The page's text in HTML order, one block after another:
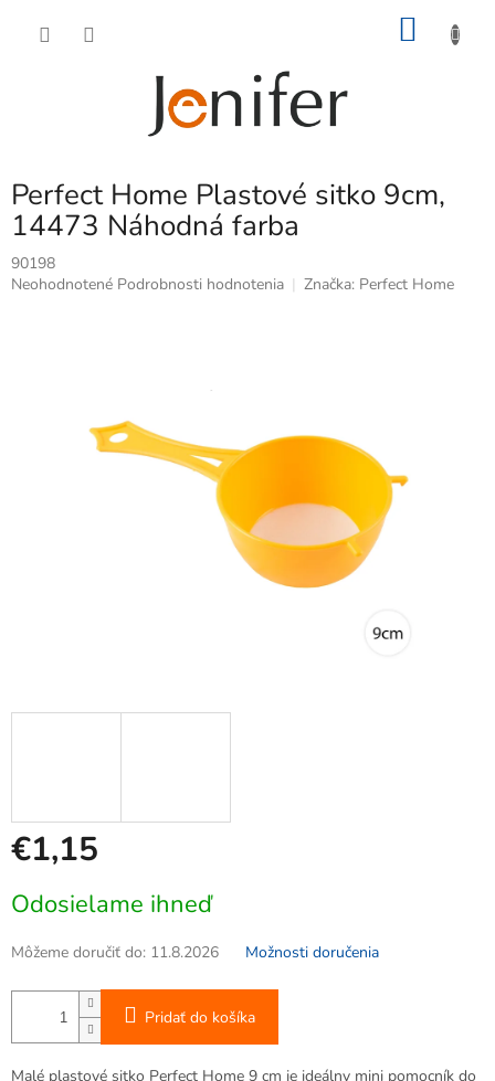
Perfect Home Plastové sitko 9cm,
14473 Náhodná farba
90198
Priemerné
Neohodnotené Podrobnosti hodnotenia Značka: Perfect Home
€1,15
cena:
Odosielame ihneď
Môžeme doručiť do: 11.8.2026 Možnosti doručenia
Pridať do košíka
Malé plastové sitko Perfect Home 9 cm je ideálny mini pomocník do